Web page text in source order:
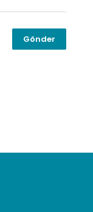
Gönder